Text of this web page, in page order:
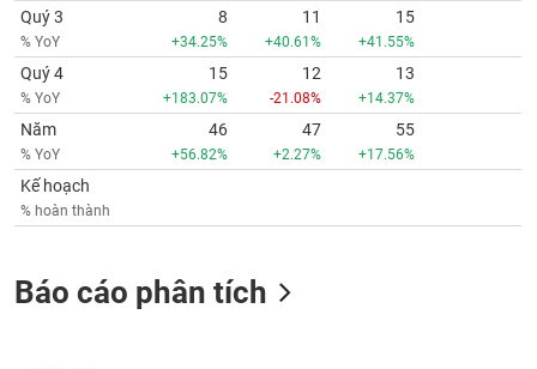
Quý 3
% YoY
8
+34.25%
11
+40.61%
15
+41.55%
Quý 4
% YoY
15
+183.07%
12
-21.08%
13
+14.37%
Năm
% YoY
46
+56.82%
47
+2.27%
55
+17.56%
Kế hoạch
% hoàn thành
Báo cáo phân tích